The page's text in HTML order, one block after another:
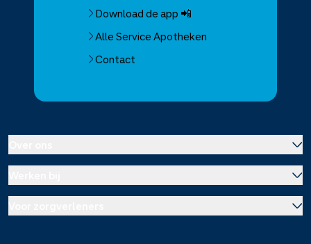
Download de app 📲
Alle Service Apotheken
Contact